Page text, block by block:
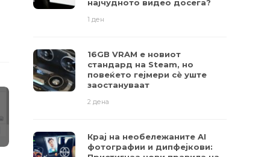
најчудното видео досега?
1 ден
16GB VRAM е новиот
стандард на Steam, но
повеќето гејмери ​​сè уште
заостануваат
2 дена
Крај на необележаните AI
фотографии и дипфејкови: